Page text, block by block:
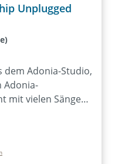
Unplugged
dem Adonia-Studio,
Adonia-
mit vielen Sängern
sondern ganz
und eine